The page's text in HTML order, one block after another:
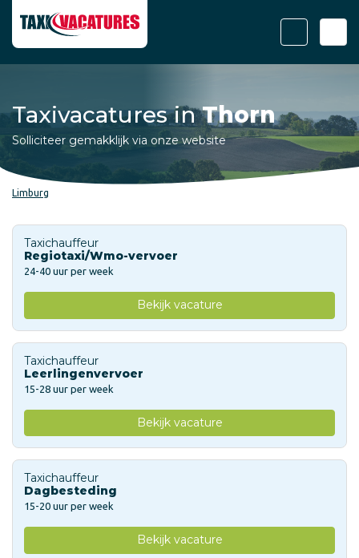
Taxivacatures inThorn
Solliciteer gemakklijk via onze website
Limburg
Taxichauffeur
Regiotaxi/Wmo-vervoer
24-40 uur per week
Bekijk vacature
Taxichauffeur
Leerlingenvervoer
15-28 uur per week
Bekijk vacature
Taxichauffeur
Dagbesteding
15-20 uur per week
Bekijk vacature